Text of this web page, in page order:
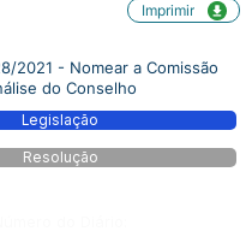
Imprimir
2021 - Nomear a Comissão
do Conselho
Legislação
Resolução